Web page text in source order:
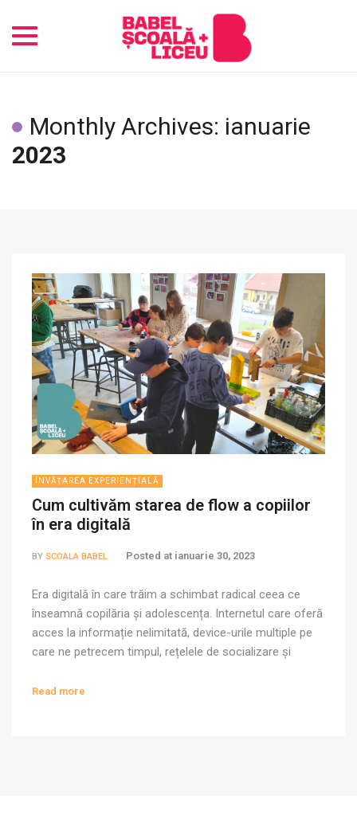
Toggle
Monthly Archives: ianuarie
2023
ÎNVĂȚAREA EXPERIENȚIALĂ
Cum cultivăm starea de flow a copiilor
în era digitală
BY SCOALA BABEL Posted at ianuarie 30, 2023
Era digitală în care trăim a schimbat radical ceea ce
înseamnă copilăria și adolescența. Internetul care oferă
acces la informație nelimitată, device-urile multiple pe
care ne petrecem timpul, rețelele de socializare și
în care învățăm, socializăm și, implicit, ne petrecem
Read more